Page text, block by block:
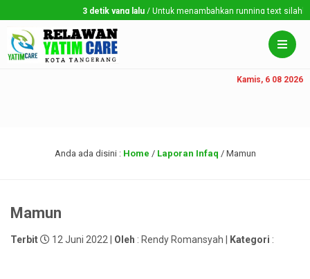
3 detik yang lalu/ Untuk menambahkan running text silahkan
Kamis, 6 08 2026
Anda ada disini : Home / Laporan Infaq / Mamun
Mamun
Terbit 12 Juni 2022 | Oleh : Rendy Romansyah | Kategori :